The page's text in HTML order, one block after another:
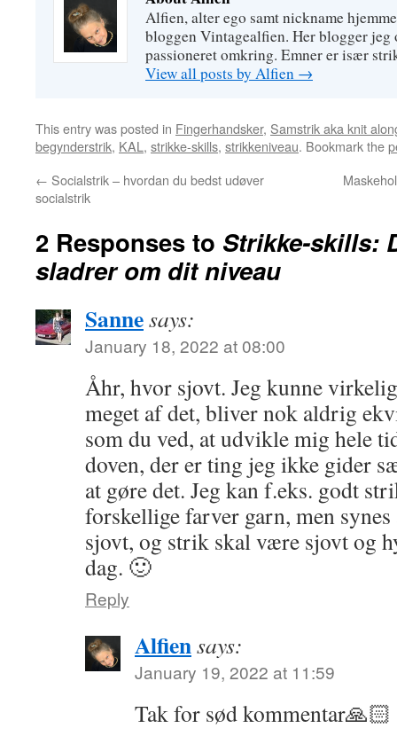
Alfien, alter ego samt nickname
bloggen Vintagealfien. Her blogger jeg
passioneret omkring. Emner er især
View all posts by Alfien →
This entry was posted in Fingerhandsker, Samstrik aka knit
begynderstrik, KAL , strikke-skills, strikkeniveau. Bookmark the
← Socialstrik – hvordan du bedst udøver
socialstrik
2 Responses to Strikke-skills:
sladrer om dit niveau
Sannesays:
January 18, 2022 at 08:00
Åhr, hvor sjovt. Jeg kunne
meget af det, bliver nok aldrig
som du ved, at udvikle mig hele
doven, der er ting jeg ikke gider
at gøre det. Jeg kan f.eks. godt
forskellige farver garn, men
sjovt, og strik skal være sjovt og
dag. 🙂
Reply
Alfiensays:
January 19, 2022 at 11:59
Tak for sød kommentar🙏🏻